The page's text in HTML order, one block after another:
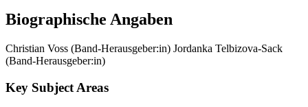
Biographische Angaben
Christian Voss (Band-Herausgeber:in) Jordanka Telbizova-Sack
(Band-Herausgeber:in)
Key Subject Areas